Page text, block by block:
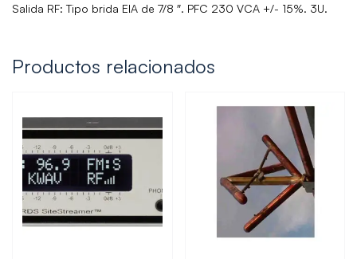
Salida RF: Tipo brida EIA de 7/8 ″. PFC 230 VCA +/- 15%. 3U.
Productos relacionados